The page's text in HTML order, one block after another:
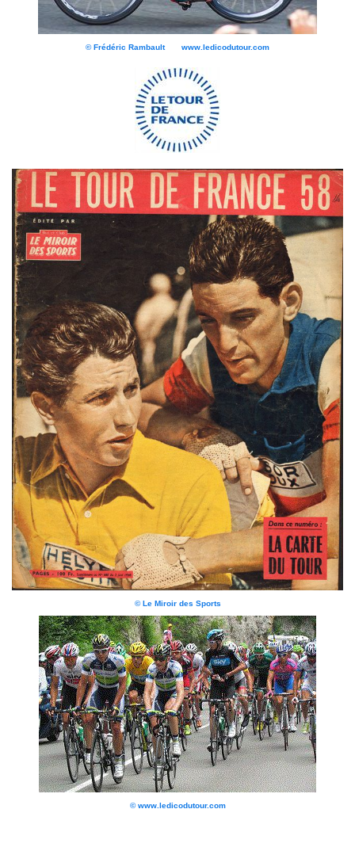
© Frédéric Rambault www.ledicodutour.com
© Le Miroir des Sports
© www.ledicodutour.com